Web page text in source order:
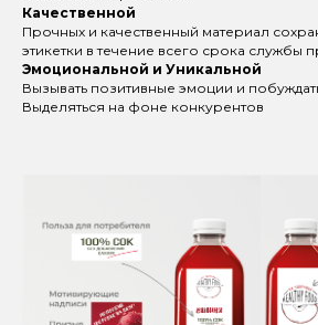
Качественной
Прочных и качественный материал
этикетки в течение всего срока службы
Эмоциональной и Уникальной
Вызывать позитивные эмоции и
Выделяться на фоне конкурентов